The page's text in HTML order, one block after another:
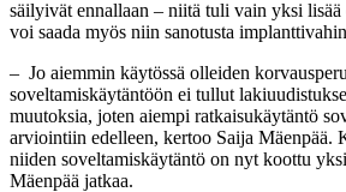
säilyivät ennallaan – niitä tuli vain yksi lisää
voi saada myös niin sanotusta
‒ Jo aiemmin käytössä olleiden
soveltamiskäytäntöön ei tullut
muutoksia, joten aiempi ratkaisukäytäntö
arviointiin edelleen, kertoo Saija Mäenpää.
niiden soveltamiskäytäntö on nyt koottu
Mäenpää jatkaa.